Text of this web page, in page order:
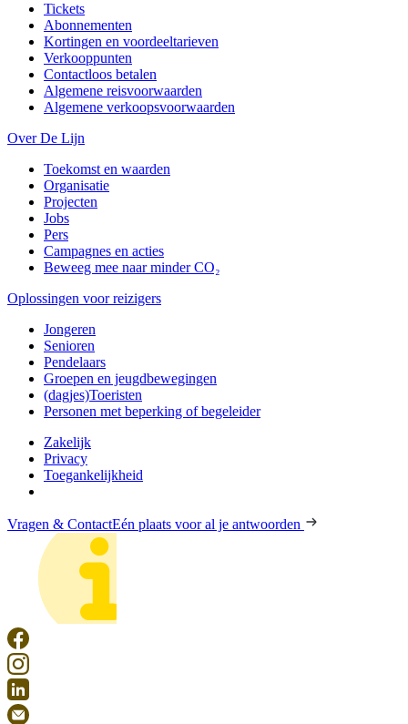
Tickets
Abonnementen
Kortingen en voordeeltarieven
Verkooppunten
Contactloos betalen
Algemene reisvoorwaarden
Algemene verkoopsvoorwaarden
Over De Lijn
Toekomst en waarden
Organisatie
Projecten
Jobs
Pers
Campagnes en acties
Beweeg mee naar minder CO₂
Oplossingen voor reizigers
Jongeren
Senioren
Pendelaars
Groepen en jeugdbewegingen
(dagjes)Toeristen
Personen met beperking of begeleider
Zakelijk
Privacy
Toegankelijkheid
Vragen & ContactEén plaats voor al je antwoorden